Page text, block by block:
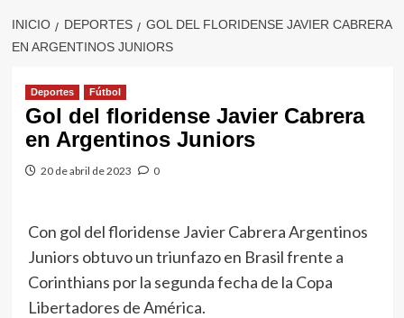
INICIO DEPORTES
GOL DEL FLORIDENSE JAVIER CABRERA
EN ARGENTINOS JUNIORS
Deportes Fútbol
Gol del floridense Javier Cabrera
en Argentinos Juniors
20 de abril de 2023 0
Con gol del floridense Javier Cabrera Argentinos
Juniors obtuvo un triunfazo en Brasil frente a
Corinthians por la segunda fecha de la Copa
Libertadores de América.